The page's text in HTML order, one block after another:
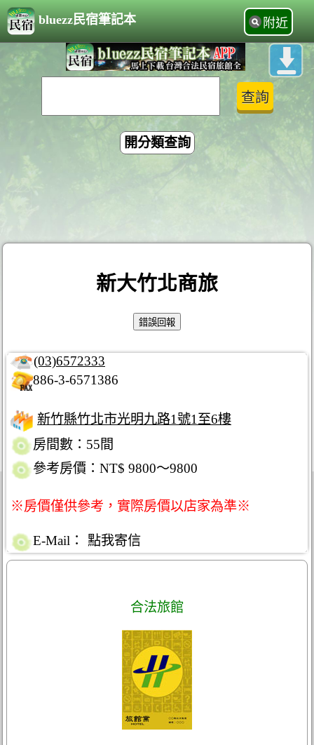
bluezz民宿筆記本 附近
開分類查詢
新大竹北商旅
(03)6572333
886-3-6571386
新竹縣竹北市光明九路1號1至6樓
房間數：55間
參考房價：NT$ 9800～9800
※房價僅供參考，實際房價以店家為準※
E-Mail： 點我寄信
合法旅館